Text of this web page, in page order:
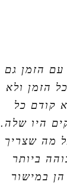
עם הזמן גם
הזמן ולא
קודם כל
היו שלה.
מה שצריך
ביותר
במישור